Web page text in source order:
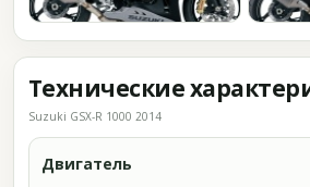
Технические
Suzuki GSX-R 1000 2014
Двигатель